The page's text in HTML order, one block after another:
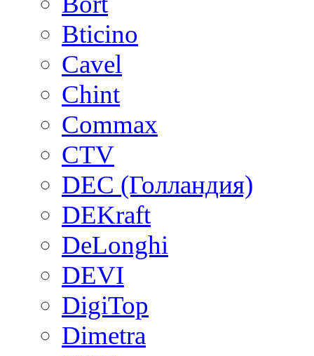
Bticino
Cavel
Chint
Commax
CTV
DEC (Голландия)
DEKraft
DeLonghi
DEVI
DigiTop
Dimetra